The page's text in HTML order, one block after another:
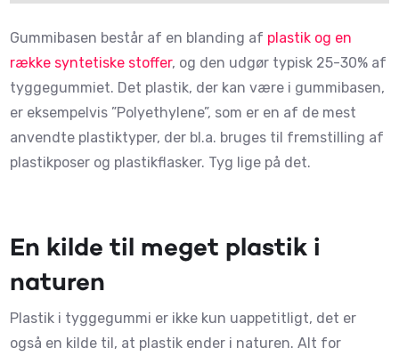
Gummibasen består af en blanding af plastik og en
række syntetiske stoffer, og den udgør typisk 25-30% af
tyggegummiet. Det plastik, der kan være i gummibasen,
er eksempelvis ”Polyethylene”, som er en af de mest
anvendte plastiktyper, der bl.a. bruges til fremstilling af
plastikposer og plastikflasker. Tyg lige på det.
En kilde til meget plastik i
naturen
Plastik i tyggegummi er ikke kun uappetitligt, det er
også en kilde til, at plastik ender i naturen. Alt for